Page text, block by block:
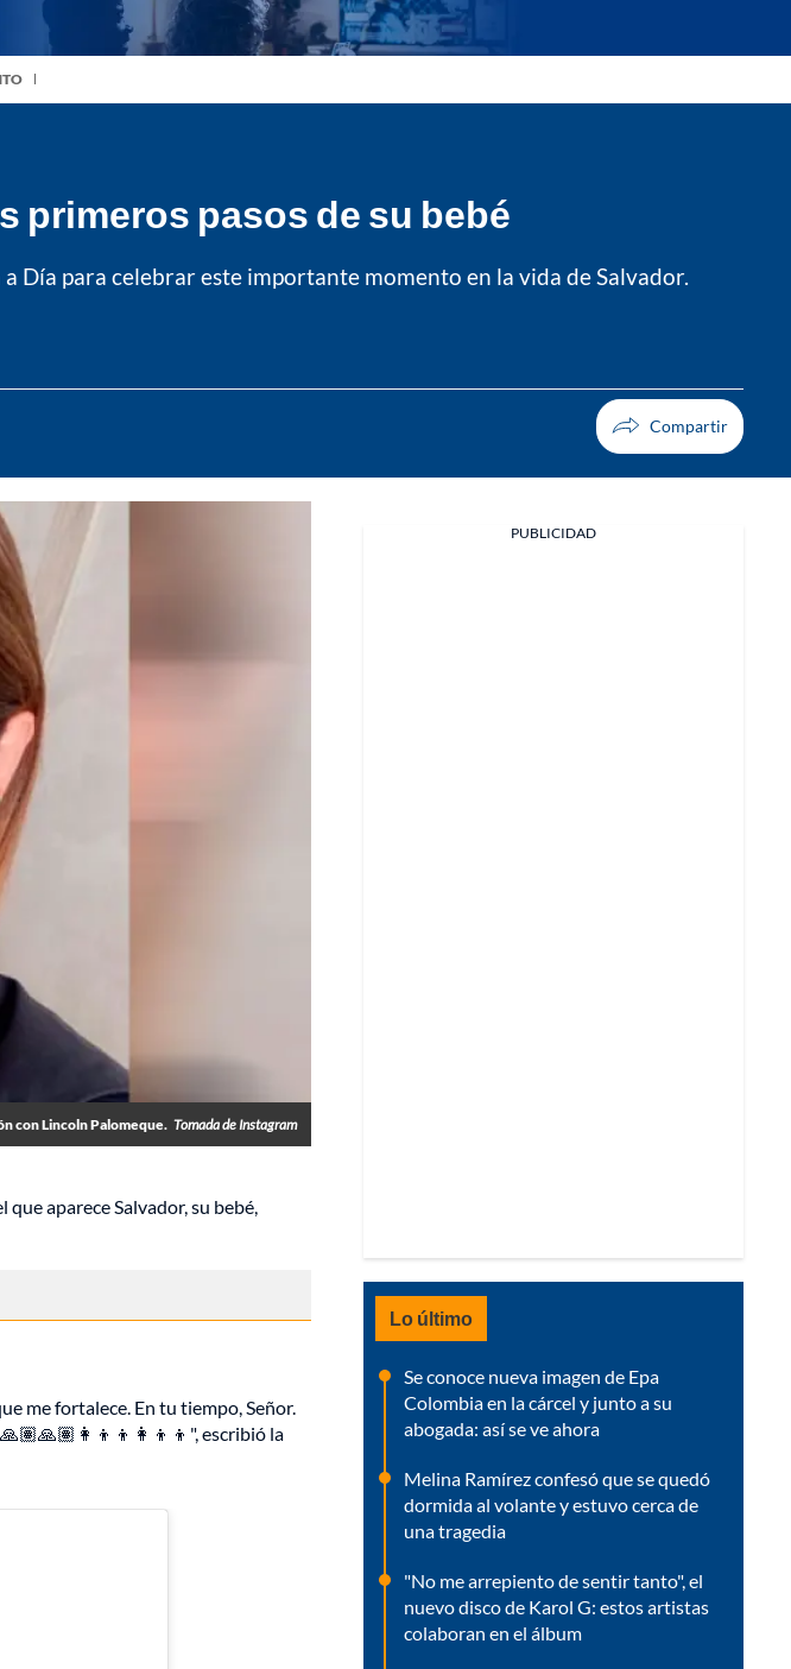
primeros pasos de su bebé
Día para celebrar este importante momento en la vida de Salvador.
con Lincoln Palomeque. Tomada de Instagram
aparece Salvador, su bebé,
me fortalece. En tu tiempo, Señor.
escribió la
PUBLICIDAD
Lo último
Se conoce nueva imagen de Epa
Colombia en la cárcel y junto a su
abogada: así se ve ahora
Melina Ramírez confesó que se quedó
dormida al volante y estuvo cerca de
una tragedia
"No me arrepiento de sentir tanto", el
nuevo disco de Karol G: estos artistas
colaboran en el álbum